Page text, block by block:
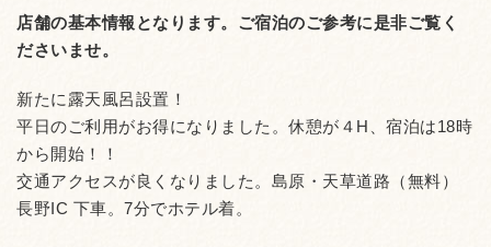
店舗の基本情報となります。 ご宿泊のご参考に是非ご覧く
ださいませ。
新たに露天風呂設置！
平日のご利用がお得になりました。休憩が４H、宿泊は18時
から開始！！
交通アクセスが良くなりました。島原・天草道路（無料）
長野IC 下車。7分でホテル着。